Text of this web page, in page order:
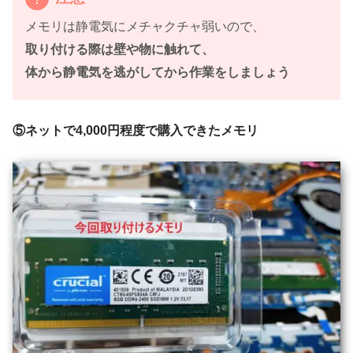
メモリは静電気にメチャクチャ弱いので、
取り付ける際は壁や物に触れて、
体から静電気を逃がしてから作業をしましょう
⑤ネットで4,000円程度で購入できたメモリ